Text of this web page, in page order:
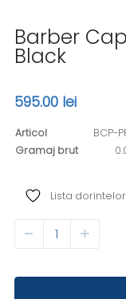
Barber
Black
595.00 lei
Articol
BCP-
Gramaj brut
Lista dorintelor